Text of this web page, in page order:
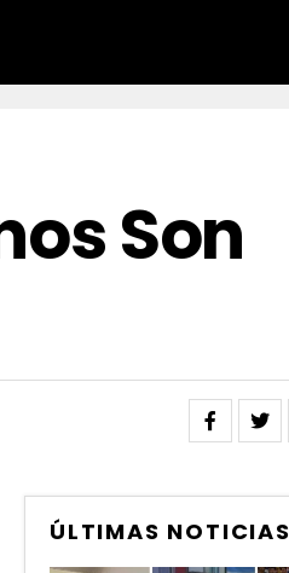
Son
ÚLTIMAS NOTICIAS